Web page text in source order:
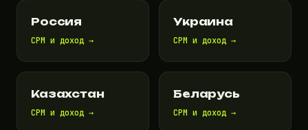
Россия
CPM и доход →
Украина
CPM и доход →
Казахстан
CPM и доход →
Беларусь
CPM и доход →